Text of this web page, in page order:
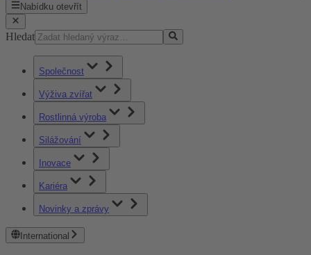
Nabídku otevřít
Hledat
Společnost
Výživa zvířat
Rostlinná výroba
Silážování
Inovace
Kariéra
Novinky a zprávy
International